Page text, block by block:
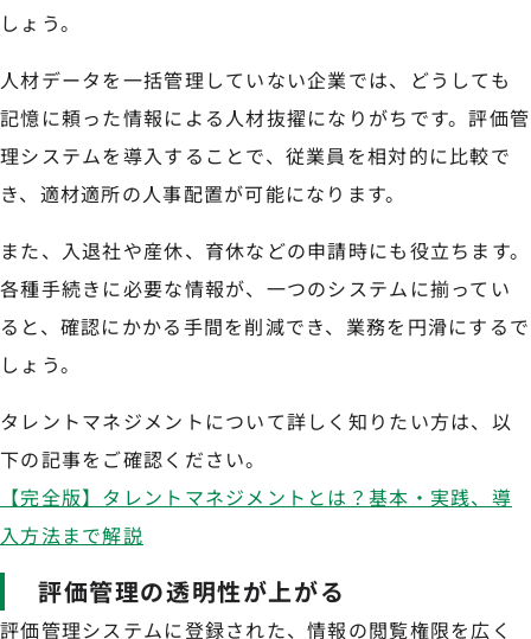
しょう。
人材データを一括管理していない企業では、どうしても
記憶に頼った情報による人材抜擢になりがちです。評価管
理システムを導入することで、従業員を相対的に比較で
き、適材適所の人事配置が可能になります。
また、入退社や産休、育休などの申請時にも役立ちます。
各種手続きに必要な情報が、一つのシステムに揃ってい
ると、確認にかかる手間を削減でき、業務を円滑にするで
しょう。
タレントマネジメントについて詳しく知りたい方は、以
下の記事をご確認ください。
【完全版】タレントマネジメントとは？基本・実践、導
入方法まで解説
評価管理の透明性が上がる
評価管理システムに登録された、情報の閲覧権限を広く